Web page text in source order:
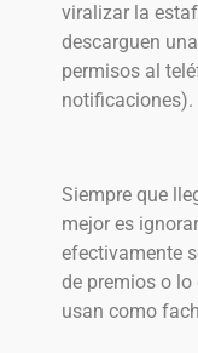
viralizar la
descarguen
permisos al
notificaciones).
Siempre que
mejor es
efectivamente
de premios o
usan como